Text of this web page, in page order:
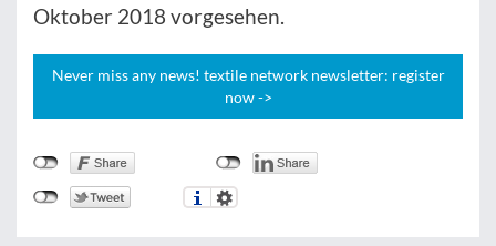
Oktober 2018 vorgesehen.
Never miss any news! textile network newsletter: register
now ->